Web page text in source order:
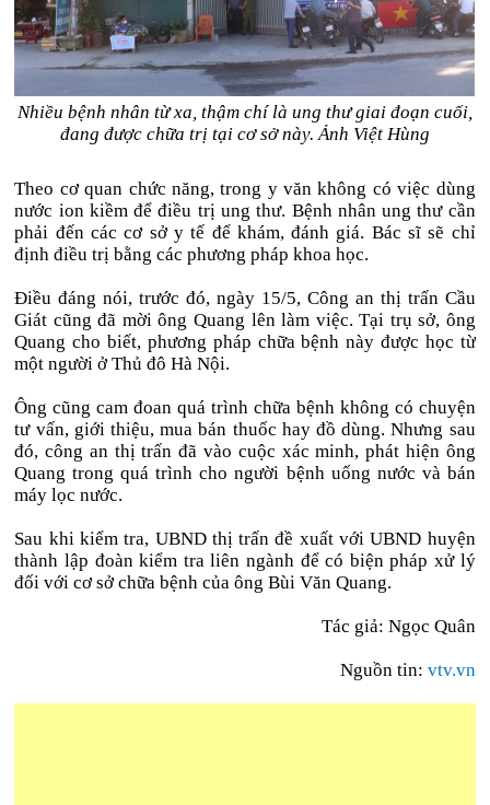
Nhiều bệnh nhân từ xa, thậm chí là ung thư giai đoạn cuối,
đang được chữa trị tại cơ sở này. Ảnh Việt Hùng
Theo cơ quan chức năng, trong y văn không có việc dùng
nước ion kiềm để điều trị ung thư. Bệnh nhân ung thư cần
phải đến các cơ sở y tế để khám, đánh giá. Bác sĩ sẽ chỉ
định điều trị bằng các phương pháp khoa học.
Điều đáng nói, trước đó, ngày 15/5, Công an thị trấn Cầu
Giát cũng đã mời ông Quang lên làm việc. Tại trụ sở, ông
Quang cho biết, phương pháp chữa bệnh này được học từ
một người ở Thủ đô Hà Nội.
Ông cũng cam đoan quá trình chữa bệnh không có chuyện
tư vấn, giới thiệu, mua bán thuốc hay đồ dùng. Nhưng sau
đó, công an thị trấn đã vào cuộc xác minh, phát hiện ông
Quang trong quá trình cho người bệnh uống nước và bán
máy lọc nước.
Sau khi kiểm tra, UBND thị trấn đề xuất với UBND huyện
thành lập đoàn kiểm tra liên ngành để có biện pháp xử lý
đối với cơ sở chữa bệnh của ông Bùi Văn Quang.
Tác giả: Ngọc Quân
Nguồn tin: vtv.vn